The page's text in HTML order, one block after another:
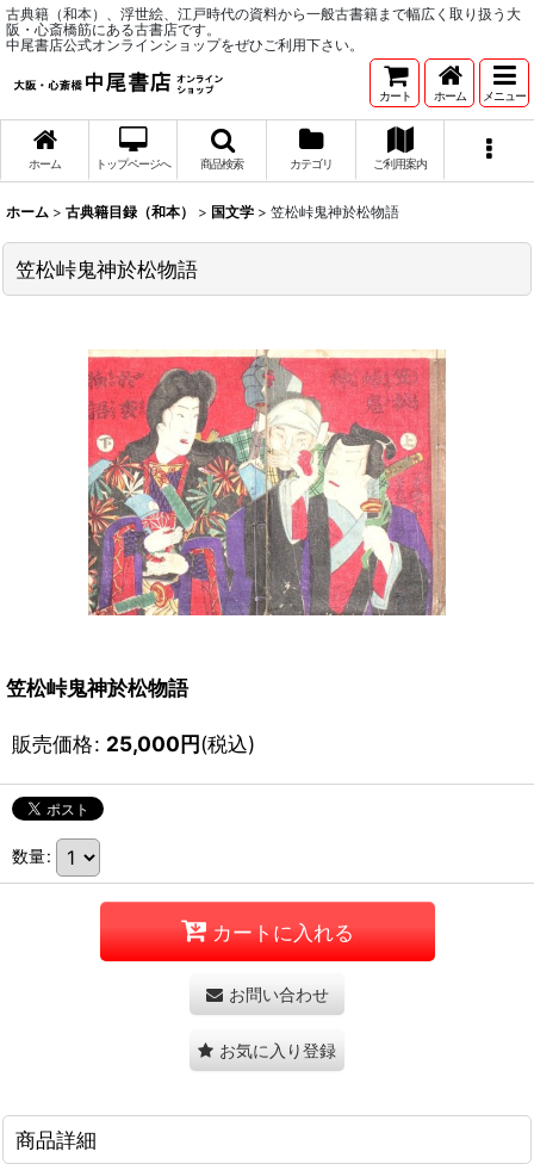
古典籍（和本）、浮世絵、江戸時代の資料から一般古書籍まで幅広く取り扱う大
阪・心斎橋筋にある古書店です。
中尾書店公式オンラインショップをぜひご利用下さい。
カート ホーム メニュー
ホーム トップページへ 商品検索 カテゴリ ご利用案内
ホーム > 古典籍目録（和本） > 国文学 > 笠松峠鬼神於松物語
笠松峠鬼神於松物語
笠松峠鬼神於松物語
販売価格: 25,000円(税込)
数量:
カートに入れる
お問い合わせ
お気に入り登録
商品詳細